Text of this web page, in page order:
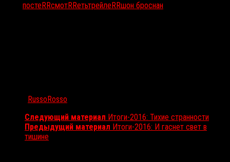
постеRRсмотRRетьтрейлеRRшон броснан
RussoRosso
Следующий материал Итоги-2016: Тихие странности
Предыдущий материал Итоги-2016: И гаснет свет в
тишине